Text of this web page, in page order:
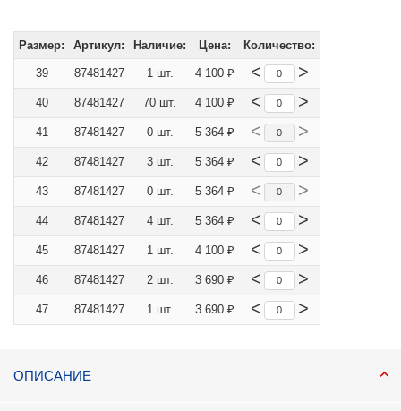
Размер: Артикул: Наличие: Цена: Количество:
39 87481427 1 шт. 4 100 ₽ < >
40 87481427 70 шт. 4 100 ₽ < >
41 87481427 0 шт. 5 364 ₽ < >
42 87481427 3 шт. 5 364 ₽ < >
43 87481427 0 шт. 5 364 ₽ < >
44 87481427 4 шт. 5 364 ₽ < >
45 87481427 1 шт. 4 100 ₽ < >
46 87481427 2 шт. 3 690 ₽ < >
47 87481427 1 шт. 3 690 ₽ < >
ОПИСАНИЕ